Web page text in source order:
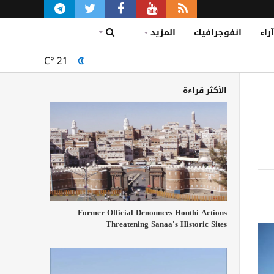
آراء انفوجرافيك المزيد
C° 21
الأكثر قراءة
Former Official Denounces Houthi Actions
Threatening Sanaa's Historic Sites